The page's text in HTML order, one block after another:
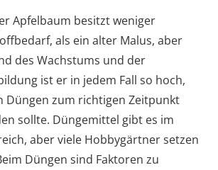
Apfelbaum besitzt weniger
als ein alter Malus, aber
des Wachstums und der
ist er in jedem Fall so hoch,
Düngen zum richtigen Zeitpunkt
sollte. Düngemittel gibt es im
aber viele Hobbygärtner setzen
Düngen sind Faktoren zu